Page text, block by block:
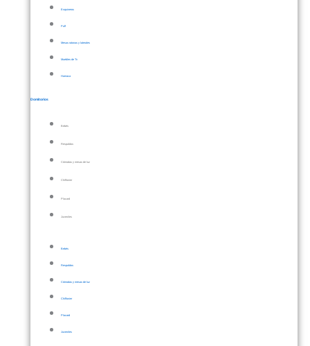
Esquineros
Puff
Mesas ratonas y laterales
Muebles de Tv
Hamaca
Domitorios
Bebés
Respaldos
Cómodas y mesas de luz
Chiffonier
Placard
Juveniles
Bebés
Respaldos
Cómodas y mesas de luz
Chiffonier
Placard
Juveniles